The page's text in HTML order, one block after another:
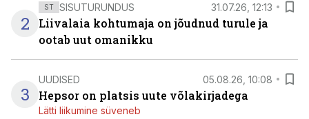
2
ST SISUTURUNDUS 31.07.26, 12:13
Liivalaia kohtumaja on jõudnud turule ja
ootab uut omanikku
3
UUDISED 05.08.26, 10:08
Hepsor on platsis uute võlakirjadega
Lätti liikumine süveneb